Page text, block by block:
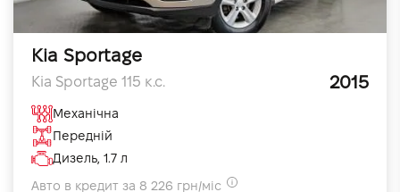
Kia Sportage
Kia Sportage 115 к.с. 2015
Механічна
Передній
Дизель, 1.7 л
Авто в кредит за 8 226 грн/міс